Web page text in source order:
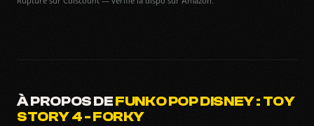
À PROPOS DEFUNKO POP DISNEY : TOY
STORY 4 - FORKY